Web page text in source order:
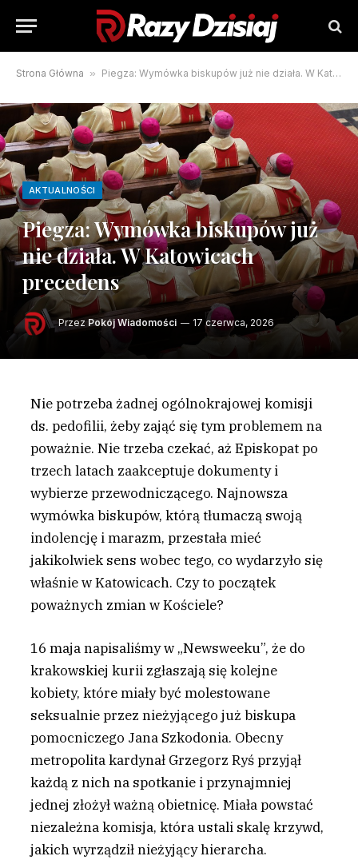
Strona Główna » Piegza: Wymówka biskupów już nie działa. W Katowicach precedens
AKTUALNOŚCI
Piegza: Wymówka biskupów już
nie działa. W Katowicach
precedens
Przez Pokój Wiadomości 17 czerwca, 2026
Nie potrzeba żadnej ogólnokrajowej komisji
ds. pedofilii, żeby zająć się tym problemem na
poważnie. Nie trzeba czekać, aż Episkopat po
trzech latach zaakceptuje dokumenty i
wybierze przewodniczącego. Najnowsza
wymówka biskupów, którą tłumaczą swoją
indolencję i marazm, przestała mieć
jakikolwiek sens wobec tego, co wydarzyło się
właśnie w Katowicach. Czy to początek
poważnych zmian w Kościele?
16 maja napisaliśmy w „Newsweeku”, że do
krakowskiej kurii zgłaszają się kolejne
kobiety, które miały być molestowane
seksualnie przez nieżyjącego już biskupa
pomocniczego Jana Szkodonia. Obecny
metropolita kardynał Grzegorz Ryś przyjął
każdą z nich na spotkanie i przynajmniej
jednej złożył ważną obietnicę. Miała powstać
niezależna komisja, która ustali skalę krzywd,
jakich wyrządził nieżyjący hierarcha.